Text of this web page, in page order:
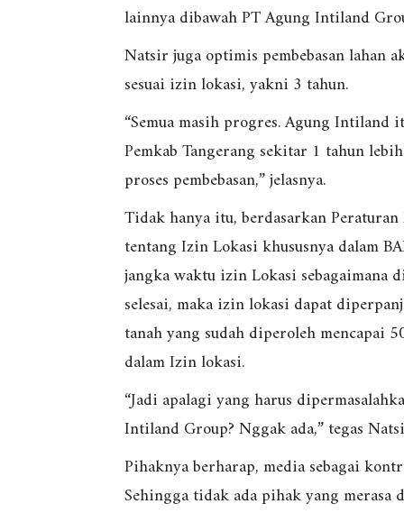
lainnya dibawah PT Agung Intiland
Natsir juga optimis pembebasan lahan
sesuai izin lokasi, yakni 3 tahun.
“Semua masih progres. Agung
Pemkab Tangerang sekitar 1 tahun
proses pembebasan,” jelasnya.
Tidak hanya itu, berdasarkan
tentang Izin Lokasi khususnya dalam
jangka waktu izin Lokasi sebagaimana
selesai, maka izin lokasi dapat
tanah yang sudah diperoleh mencapai
dalam Izin lokasi.
“Jadi apalagi yang harus
Intiland Group? Nggak ada,” tegas
Pihaknya berharap, media sebagai
Sehingga tidak ada pihak yang merasa